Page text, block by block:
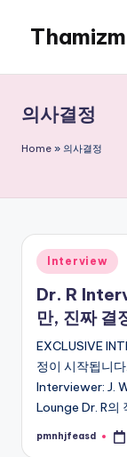
content
의사결정
Home » 의사결정
Posted
in
Interview
Dr. R
만, 진짜 결
EXCLUSIVE
정이 시작됩니
Interviewer: J.
Lounge Dr. R의
Posted
pmnhjfeasd